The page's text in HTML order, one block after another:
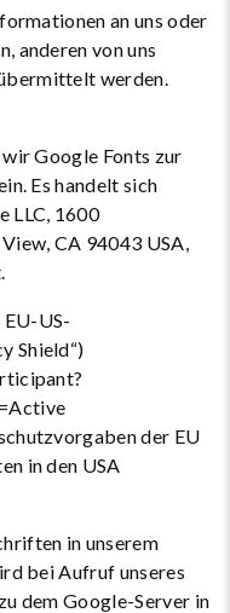
an uns oder
anderen von uns
werden.
Google Fonts zur
Es handelt sich
LLC, 1600
CA 94043 USA,
US-
Shield“)
der EU
in den USA
in unserem
bei Aufruf unseres
dem Google-Server in